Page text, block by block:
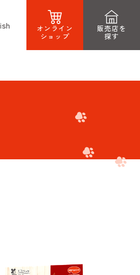
オンライン
ショップ
販売店を
探す